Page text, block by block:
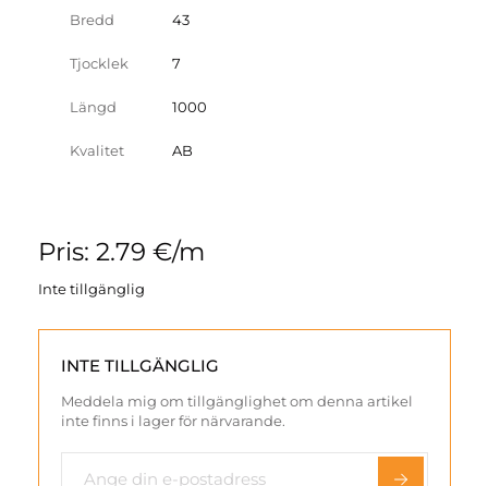
Bredd 43
Tjocklek 7
Längd 1000
Kvalitet AB
Pris: 2.79 €/m
Inte tillgänglig
INTE TILLGÄNGLIG
Meddela mig om tillgänglighet om denna artikel
inte finns i lager för närvarande.